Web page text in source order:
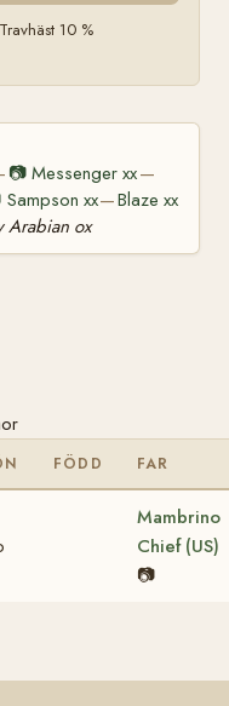
10 %
📷Messenger xx—
Sampson xx—Blaze xx
Arabian ox
FÖDD FAR
Mambrino
Chief (US)
📷